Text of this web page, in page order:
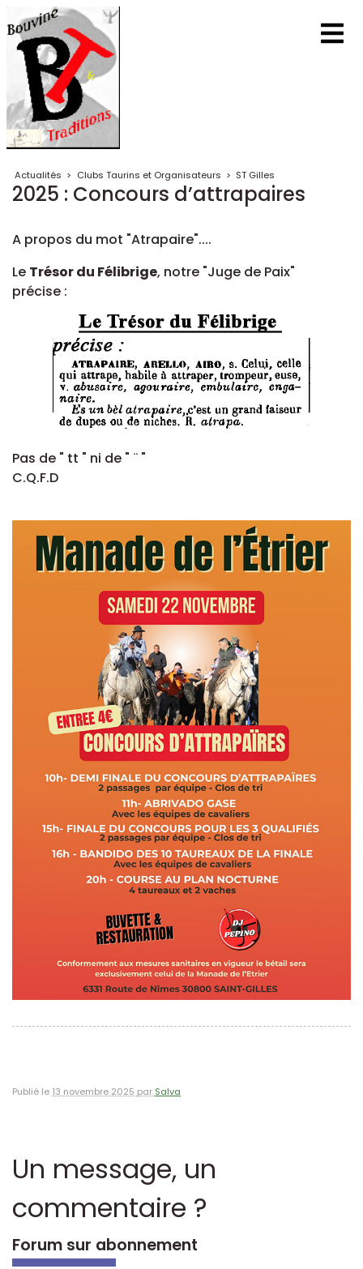
Actualités > Clubs Taurins et Organisateurs > ST Gilles
2025 : Concours d’attrapaires
A propos du mot "Atrapaire"....
Le Trésor du Félibrige, notre "Juge de Paix"
précise :
Pas de " tt " ni de " ¨ "
C.Q.F.D
Publié le 13 novembre 2025 par Salva
Un message, un
commentaire ?
Forum sur abonnement